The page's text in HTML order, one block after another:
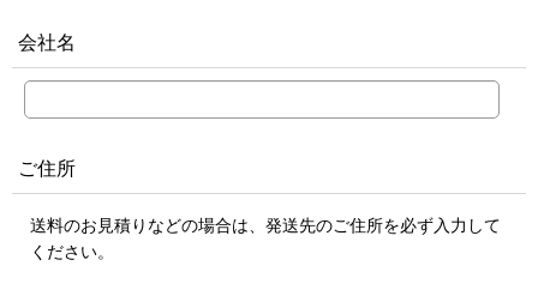
会社名
ご住所
送料のお見積りなどの場合は、発送先のご住所を必ず入力して
ください。